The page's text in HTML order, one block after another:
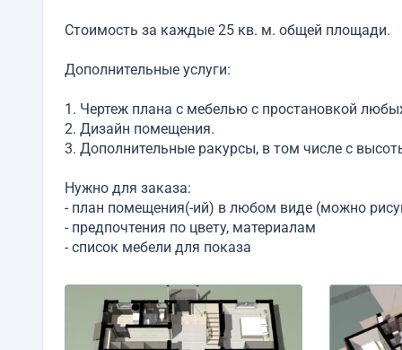
Стоимость за каждые 25 кв. м. общей площади.
Дополнительные услуги:
1. Чертеж плана с мебелью с простановкой
2. Дизайн помещения.
3. Дополнительные ракурсы, в том числе с
Нужно для заказа:
- план помещения(-ий) в любом виде (можно
- предпочтения по цвету, материалам
- список мебели для показа